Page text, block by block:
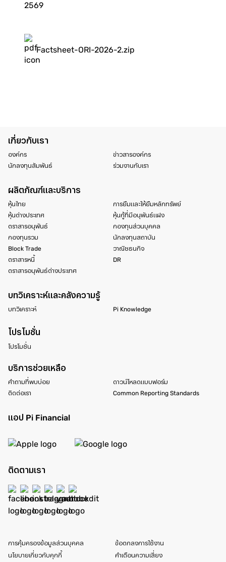
2569
Factsheet-ORI-2026-2.zip
เกี่ยวกับเรา
องค์กร
นักลงทุนสัมพันธ์
ข่าวสารองค์กร
ร่วมงานกับเรา
ผลิตภัณฑ์และบริการ
หุ้นไทย
หุ้นต่างประเทศ
ตราสารอนุพันธ์
กองทุนรวม
Block Trade
ตราสารหนี้
ตราสารอนุพันธ์ต่างประเทศ
การยืมและให้ยืมหลักทรัพย์
หุ้นกู้ที่มีอนุพันธ์แฝง
กองทุนส่วนบุคคล
นักลงทุนสถาบัน
วาณิชธนกิจ
DR
บทวิเคราะห์และคลังความรู้
บทวิเคราะห์ Pi Knowledge
โปรโมชั่น
โปรโมชั่น
บริการช่วยเหลือ
คำถามที่พบบ่อย
ดาวน์โหลดแบบฟอร์ม
ติดต่อเรา
Common Reporting Standards
แอป Pi Financial
ติดตามเรา
การคุ้มครองข้อมูลส่วนบุคคล
ข้อตกลงการใช้งาน
นโยบายเกี่ยวกับคุกกี้
คำเตือนความเสี่ยง